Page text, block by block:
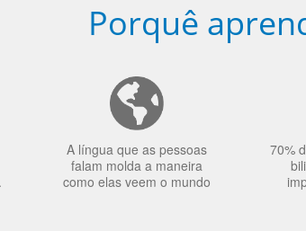
Porquê
A língua que as pessoas
falam molda a maneira
como elas veem o mundo
70%